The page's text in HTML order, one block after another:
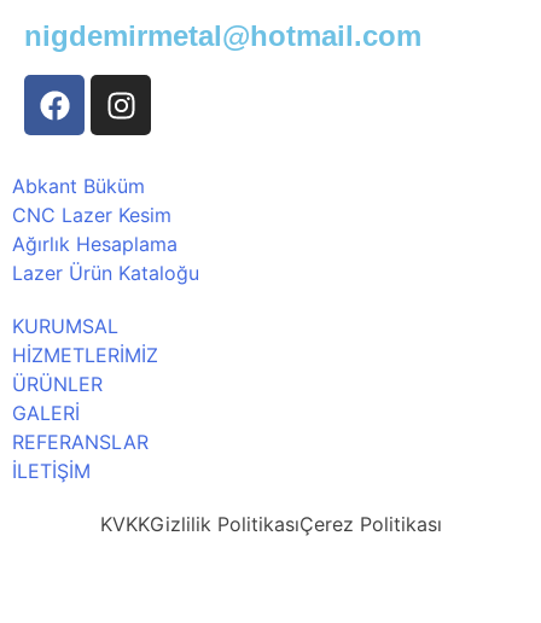
nigdemirmetal@hotmail.com
Abkant Büküm
CNC Lazer Kesim
Ağırlık Hesaplama
Lazer Ürün Kataloğu
KURUMSAL
HİZMETLERİMİZ
ÜRÜNLER
GALERİ
REFERANSLAR
İLETİŞİM
KVKKGizlilik PolitikasıÇerez Politikası